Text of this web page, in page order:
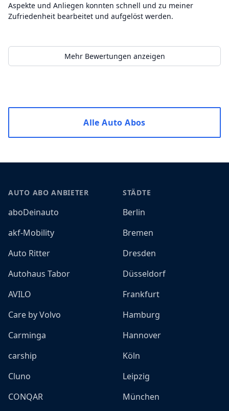
Aspekte und Anliegen konnten schnell und zu meiner
Zufriedenheit bearbeitet und aufgelöst werden.
Mehr Bewertungen anzeigen
Alle Auto Abos
AUTO ABO ANBIETER
aboDeinauto
akf-Mobility
Auto Ritter
Autohaus Tabor
AVILO
Care by Volvo
Carminga
carship
Cluno
CONQAR
STÄDTE
Berlin
Bremen
Dresden
Düsseldorf
Frankfurt
Hamburg
Hannover
Köln
Leipzig
München